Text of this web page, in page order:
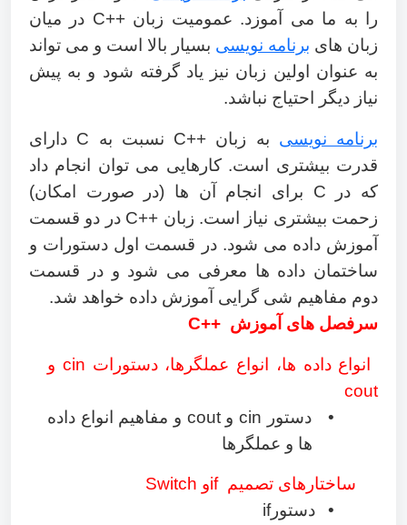
را به ما می آموزد. عمومیت زبان C++‎
در میان
زبان های برنامه نویسی بسیار بالا است و می تواند
به عنوان اولین زبان نیز یاد گرفته شود و به پیش
نیاز دیگر احتیاج نباشد.
برنامه نویسی به زبان C++ نسبت به C دارای
قدرت بیشتری است. کارهایی می توان انجام داد
که در
C برای انجام آن ها (در صورت امکان)
زحمت بیشتری نیاز است. زبان C++در دو قسمت
آموزش داده می شود. در قسمت اول دستورات و
ساختمان داده ها معرفی می شود و در قسمت
دوم مفاهیم شی گرایی آموزش داده خواهد شد.
سرفصل های آموزش C++
انواع داده ها، انواع عملگرها، دستورات cin و
cout
•
دستور cin و cout و مفاهیم انواع داده
ها و عملگرها
ساختارهای تصمیم ifو Switch
•
دستورif